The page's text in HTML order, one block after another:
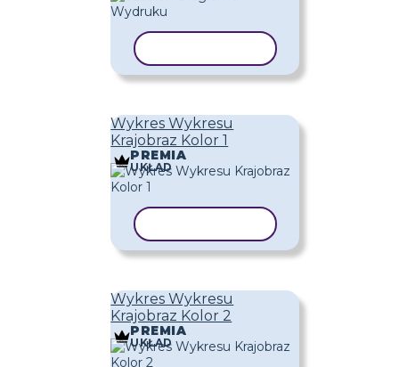
Wykres Wykresu
Krajobraz Kolor 1
PREMIA
UKŁAD
Wykres Wykresu
Krajobraz Kolor 2
PREMIA
UKŁAD